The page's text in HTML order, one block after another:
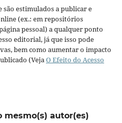
são estimulados a publicar e
(ex.: em repositórios
pessoal) a qualquer ponto
editorial, já que isso pode
bem como aumentar o impacto
(VejaO Efeito do Acesso
autor(es)